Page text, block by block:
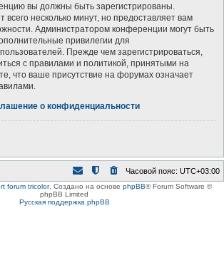
вы должны быть зарегистрированы.
всего несколько минут, но предоставляет вам
Администратором конференции могут быть
привилегии для
Прежде чем зарегистрироваться,
с правилами и политикой, принятыми на
что ваше присутствие на форумах означает
о конфиденциальности
Часовой пояс: UTC+03:00
forum tricolor, Создано на основе phpBB® Forum Software ©
phpBB Limited
Русская поддержка phpBB